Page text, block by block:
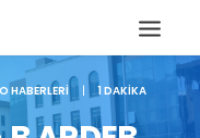
HABERLERI | 1 DAKIKA